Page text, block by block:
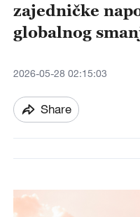
zajedničke
globalnog
2026-05-28 02:15:03
Share